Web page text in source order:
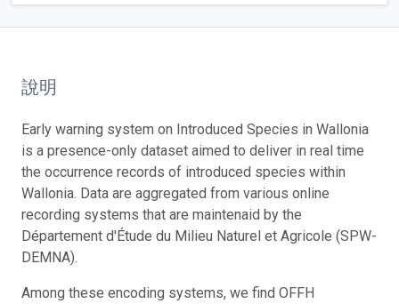
說明
Early warning system on Introduced Species in Wallonia
is a presence-only dataset aimed to deliver in real time
the occurrence records of introduced species within
Wallonia. Data are aggregated from various online
recording systems that are maintenaid by the
Département d'Étude du Milieu Naturel et Agricole (SPW-
DEMNA).
Among these encoding systems, we find OFFH